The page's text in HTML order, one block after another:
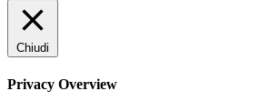
Chiudi
Privacy Overview